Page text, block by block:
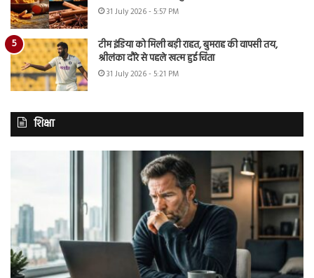
31 July 2026 - 5:57 PM
टीम इंडिया को मिली बड़ी राहत, बुमराह की वापसी तय,
श्रीलंका दौरे से पहले खत्म हुई चिंता
31 July 2026 - 5:21 PM
शिक्षा